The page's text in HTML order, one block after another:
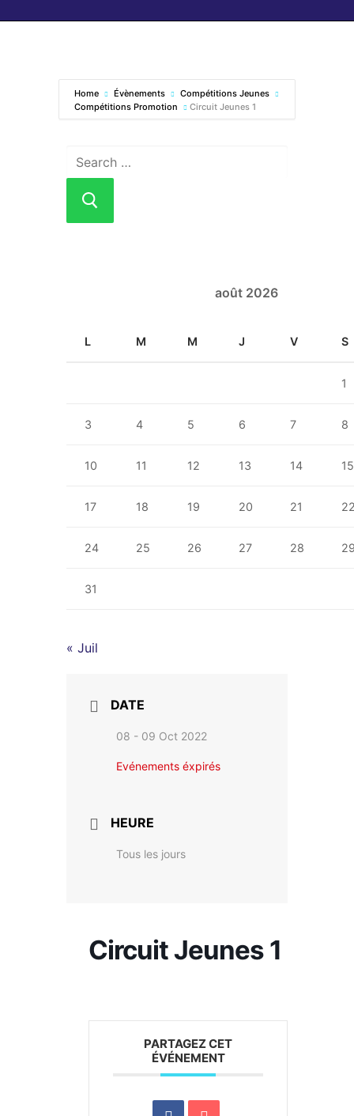
Home Évènements
Compétitions Jeunes
Compétitions Promotion
Circuit Jeunes 1
août 2026
L M M J V S
1
3 4 5 6 7 8
10 11 12 13 14 15
17 18 19 20 21
24 25 26 27 28
31
« Juil
DATE
08 - 09 Oct 2022
Evénements éxpirés
HEURE
Tous les jours
Circuit Jeunes 1
PARTAGEZ CET
ÉVÉNEMENT